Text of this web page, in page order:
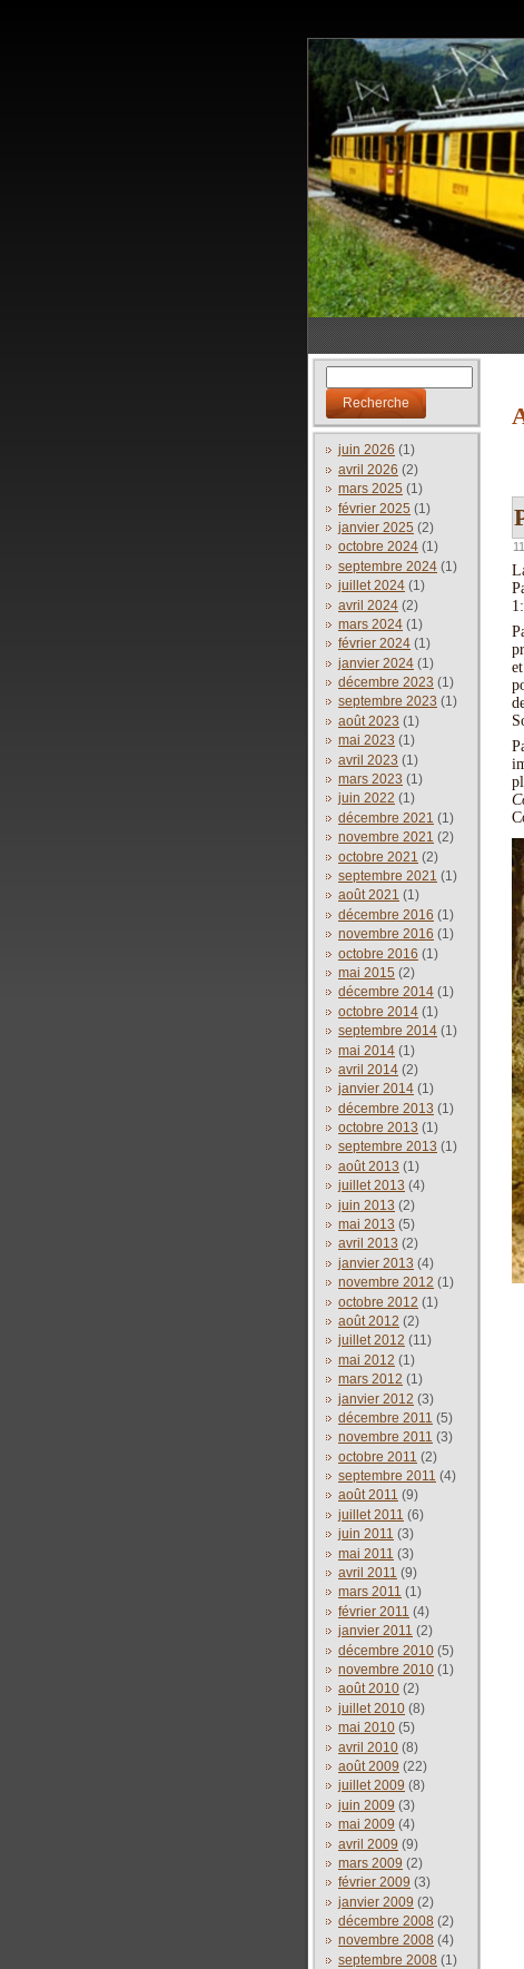
juin 2026 (1)
avril 2026 (2)
mars 2025 (1)
février 2025 (1)
janvier 2025 (2)
octobre 2024 (1)
septembre 2024 (1)
juillet 2024 (1)
avril 2024 (2)
mars 2024 (1)
février 2024 (1)
janvier 2024 (1)
décembre 2023 (1)
septembre 2023 (1)
août 2023 (1)
mai 2023 (1)
avril 2023 (1)
mars 2023 (1)
juin 2022 (1)
décembre 2021 (1)
novembre 2021 (2)
octobre 2021 (2)
septembre 2021 (1)
août 2021 (1)
décembre 2016 (1)
novembre 2016 (1)
octobre 2016 (1)
mai 2015 (2)
décembre 2014 (1)
octobre 2014 (1)
septembre 2014 (1)
mai 2014 (1)
avril 2014 (2)
janvier 2014 (1)
décembre 2013 (1)
octobre 2013 (1)
septembre 2013 (1)
août 2013 (1)
juillet 2013 (4)
juin 2013 (2)
mai 2013 (5)
avril 2013 (2)
janvier 2013 (4)
novembre 2012 (1)
octobre 2012 (1)
août 2012 (2)
juillet 2012 (11)
mai 2012 (1)
mars 2012 (1)
janvier 2012 (3)
décembre 2011 (5)
novembre 2011 (3)
octobre 2011 (2)
septembre 2011 (4)
août 2011 (9)
juillet 2011 (6)
juin 2011 (3)
mai 2011 (3)
avril 2011 (9)
mars 2011 (1)
février 2011 (4)
janvier 2011 (2)
décembre 2010 (5)
novembre 2010 (1)
août 2010 (2)
juillet 2010 (8)
mai 2010 (5)
avril 2010 (8)
août 2009 (22)
juillet 2009 (8)
juin 2009 (3)
mai 2009 (4)
avril 2009 (9)
mars 2009 (2)
février 2009 (3)
janvier 2009 (2)
décembre 2008 (2)
novembre 2008 (4)
septembre 2008 (1)